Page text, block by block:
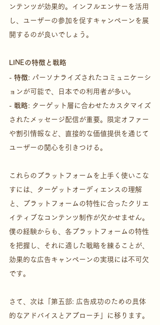
ンテンツが効果的。インフルエンサーを活用
し、ユーザーの参加を促すキャンペーンを展
開するのが良いでしょう。
LINEの特徴と戦略
- 特徴: パーソナライズされたコミュニケーシ
ョンが可能で、日本での利用者が多い。
- 戦略: ターゲット層に合わせたカスタマイズ
されたメッセージ配信が重要。限定オファー
や割引情報など、直接的な価値提供を通じて
ユーザーの関心を引きつける。
これらのプラットフォームを上手く使いこな
すには、ターゲットオーディエンスの理解
と、プラットフォームの特性に合ったクリエ
イティブなコンテンツ制作が欠かせません。
僕の経験からも、各プラットフォームの特性
を把握し、それに適した戦略を練ることが、
効果的な広告キャンペーンの実現には不可欠
です。
さて、次は「第五部: 広告成功のための具体
的なアドバイスとアプローチ」に移ります。